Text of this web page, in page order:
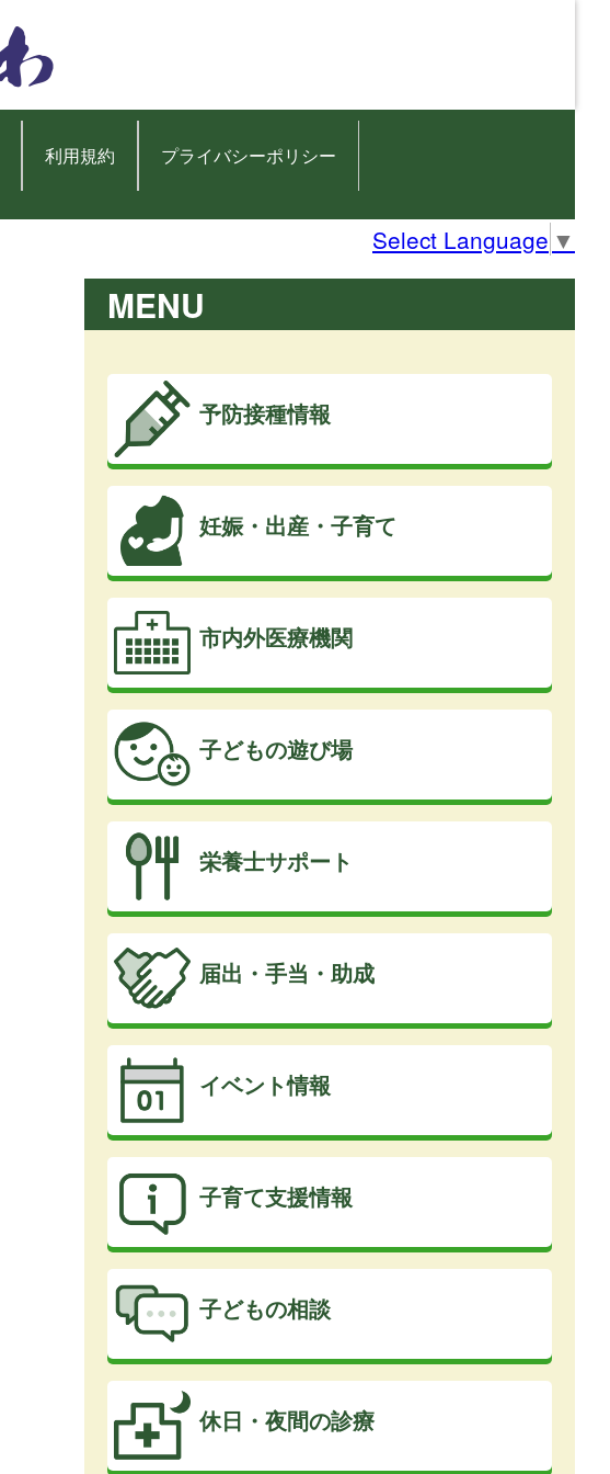
利用規約 プライバシーポリシー
Select Language ▼
MENU
予防接種情報
妊娠・出産・子育て
市内外医療機関
子どもの遊び場
栄養士サポート
届出・手当・助成
イベント情報
子育て支援情報
子どもの相談
休日・夜間の診療